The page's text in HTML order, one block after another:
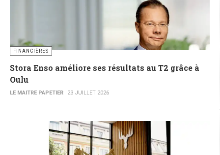
FINANCIÈRES
Stora Enso améliore ses résultats au T2 grâce à
Oulu
LE MAITRE PAPETIER 23 JUILLET 2026